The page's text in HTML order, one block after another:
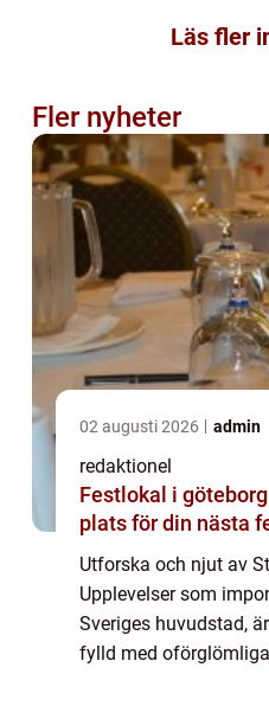
Läs fler
Fler nyheter
02 augusti 2026 admin
redaktionel
Festlokal i göteborg så hittar du rätt
plats för din nästa
Utforska och njut av
Upplevelser som
Sveriges huvudstad,
fylld med